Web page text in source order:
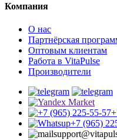
Компания
О нас
Партнёрская
Оптовым клиентам
Работа в VitaPulse
Производители
+7 (965)